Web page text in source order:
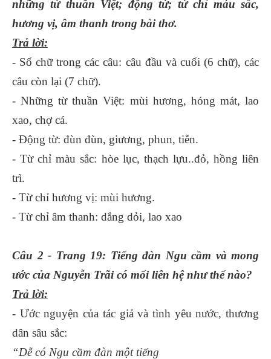
những từ thuần Việt; động từ; từ chỉ màu sắc,
hương vị, âm thanh trong bài thơ.
Trả lời:
- Số chữ trong các câu: câu đầu và cuối (6 chữ), các
câu còn lại (7 chữ).
- Những từ thuần Việt: mùi hương, hóng mát, lao
xao, chợ cá.
- Động từ: đùn đùn, giương, phun, tiễn.
- Từ chỉ màu sắc: hòe lục, thạch lựu..đỏ, hồng liên
trì.
- Từ chỉ hương vị: mùi hương.
- Từ chỉ âm thanh: dắng dỏi, lao xao
Câu 2 - Trang 19: Tiếng đàn Ngu cầm và mong
ước của Nguyễn Trãi có mối liên hệ như thế nào?
Trả lời:
- Ước nguyện của tác giả và tình yêu nước, thương
dân sâu sắc:
“Dễ có Ngu cầm đàn một tiếng